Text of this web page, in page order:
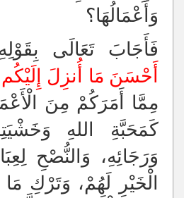
وَأَعْمَالُهَا؟
فَأَجَابَ تَعَالَى
أَحْسَنَ مَا أُنزِلَ
مِمَّا أَمَرَكُمْ مِنَ
كَمَحَبَّةِ اللهِ
وَرَجَائِهِ، وَالنُّصْحِ
الْخَيْرِ لَهُمْ، وَتَرْكِ